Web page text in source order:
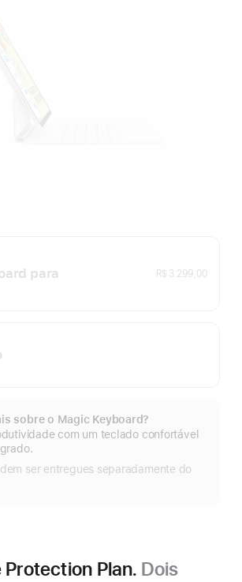
para
R$ 3.299,00
sobre o Magic Keyboard?
com um teclado confortável
ser entregues separadamente do
Plan. Dois